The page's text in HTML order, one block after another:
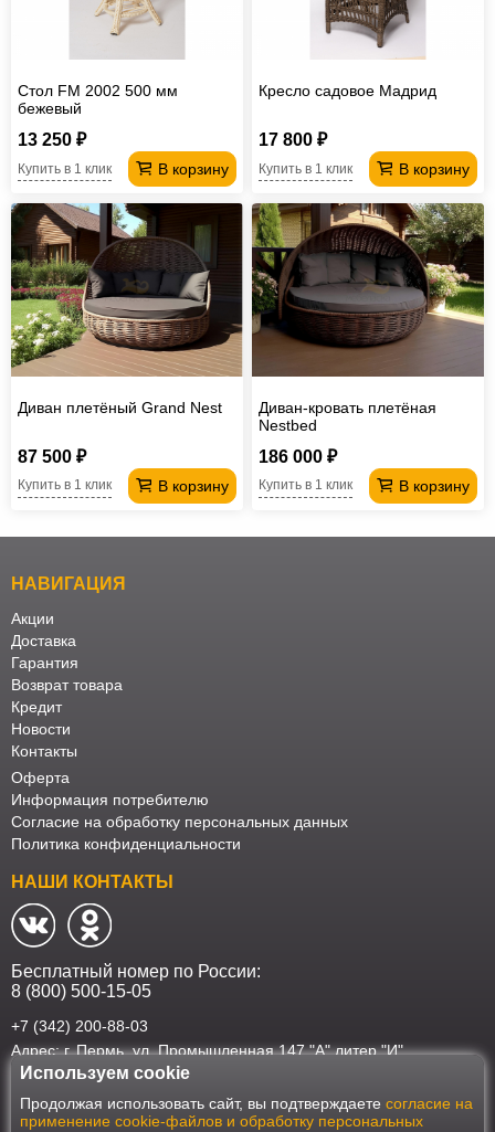
Стол FM 2002 500 мм
бежевый
13 250 ₽
В корзину
Купить в 1 клик
Кресло садовое Мадрид
17 800 ₽
В корзину
Купить в 1 клик
Диван плетёный Grand Nest
87 500 ₽
В корзину
Купить в 1 клик
Диван-кровать плетёная
Nestbed
186 000 ₽
В корзину
Купить в 1 клик
НАВИГАЦИЯ
Акции
Доставка
Гарантия
Возврат товара
Кредит
Новости
Контакты
Оферта
Информация потребителю
Согласие на обработку персональных данных
Политика конфиденциальности
НАШИ КОНТАКТЫ
Бесплатный номер по России:
8 (800) 500-15-05
+7 (342) 200-88-03
Адрес: г. Пермь, ул. Промышленная 147 "А" литер "И"
Наш интернет-магазин работает в соответствии с требованиями
Федерального закона от 27 июля 2006 года №152-ФЗ "О персональных
данных". Оформить заказ на сайте Мебеласка возможно только при
Используем cookie
Продолжая использовать сайт, вы подтверждаете согласие на
применение cookie-файлов и обработку персональных